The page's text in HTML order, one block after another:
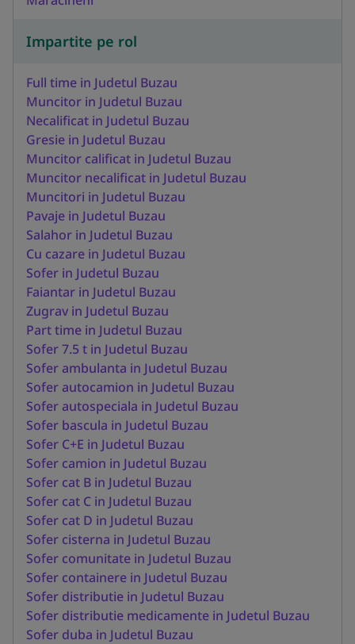
Impartite pe rol
Full time in Judetul Buzau
Muncitor in Judetul Buzau
Necalificat in Judetul Buzau
Gresie in Judetul Buzau
Muncitor calificat in Judetul Buzau
Muncitor necalificat in Judetul Buzau
Muncitori in Judetul Buzau
Pavaje in Judetul Buzau
Salahor in Judetul Buzau
Cu cazare in Judetul Buzau
Sofer in Judetul Buzau
Faiantar in Judetul Buzau
Zugrav in Judetul Buzau
Part time in Judetul Buzau
Sofer 7.5 t in Judetul Buzau
Sofer ambulanta in Judetul Buzau
Sofer autocamion in Judetul Buzau
Sofer autospeciala in Judetul Buzau
Sofer bascula in Judetul Buzau
Sofer C+E in Judetul Buzau
Sofer camion in Judetul Buzau
Sofer cat B in Judetul Buzau
Sofer cat C in Judetul Buzau
Sofer cat D in Judetul Buzau
Sofer cisterna in Judetul Buzau
Sofer comunitate in Judetul Buzau
Sofer containere in Judetul Buzau
Sofer distributie in Judetul Buzau
Sofer distributie medicamente in Judetul Buzau
Sofer duba in Judetul Buzau